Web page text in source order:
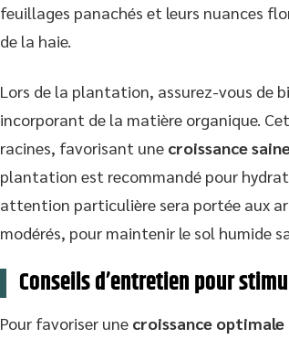
feuillages panachés et leurs nuances
de la haie.
Lors de la plantation, assurez-vous de
incorporant de la matière organique.
racines, favorisant une croissance
plantation est recommandé pour
attention particulière sera portée aux
modérés, pour maintenir le sol humide
Conseils d’entretien pour
Pour favoriser une croissance optimale